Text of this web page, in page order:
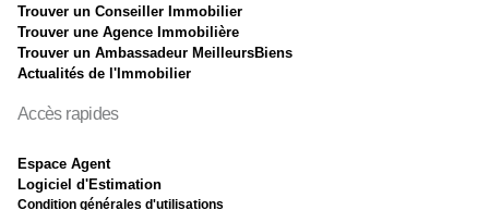
Trouver un Conseiller Immobilier
Trouver une Agence Immobilière
Trouver un Ambassadeur MeilleursBiens
Actualités de l'Immobilier
Accès rapides
Espace Agent
Logiciel d'Estimation
Condition générales d'utilisations